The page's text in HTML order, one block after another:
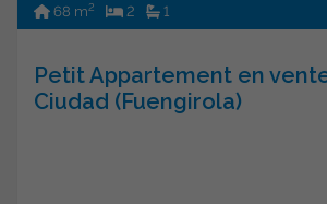
68 m2 2 1
Petit Appartement en
Ciudad (Fuengirola)